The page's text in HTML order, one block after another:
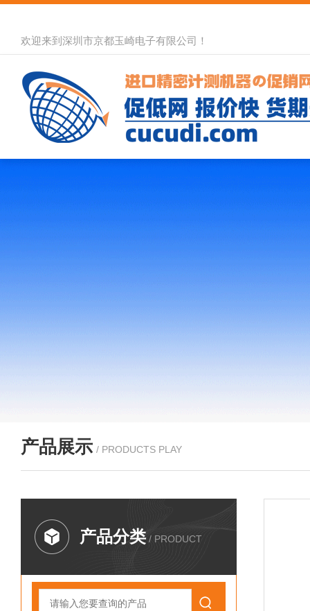
欢迎来到深圳市京都玉崎电子有限公司！
产品展示 / PRODUCTS PLAY
产品分类 / PRODUCT